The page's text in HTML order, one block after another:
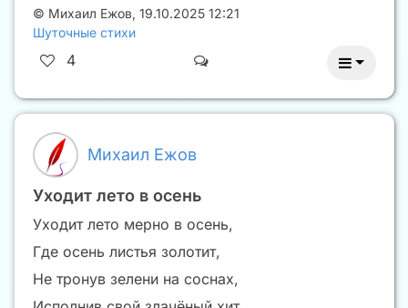
© Михаил Ежов, 19.10.2025 12:21
Шуточные стихи
4
Михаил Ежов
Уходит лето в осень
Уходит лето мерно в осень,
Где осень листья золотит,
Не тронув зелени на соснах,